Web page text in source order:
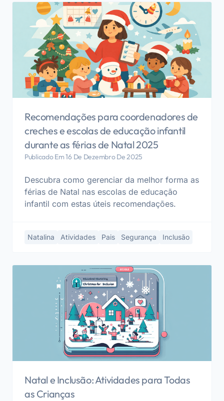
Recomendações para coordenadores de
creches e escolas de educação infantil
durante as férias de Natal 2025
Publicado Em 16 De Dezembro De 2025
Descubra como gerenciar da melhor forma as
férias de Natal nas escolas de educação
infantil com estas úteis recomendações.
Natalina Atividades Pais Segurança Inclusão
Natal e Inclusão: Atividades para Todas
as Crianças